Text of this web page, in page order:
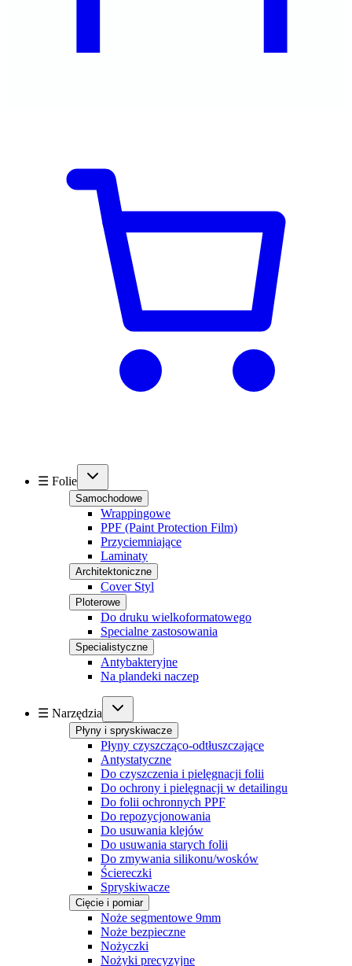
☰ Folie
Samochodowe
Wrappingowe
PPF (Paint Protection Film)
Przyciemniające
Laminaty
Architektoniczne
Cover Styl
Ploterowe
Do druku wielkoformatowego
Specialne zastosowania
Specialistyczne
Antybakteryjne
Na plandeki naczep
☰ Narzędzia
Płyny i spryskiwacze
Płyny czyszcząco-odtłuszczające
Antystatyczne
Do czyszczenia i pielęgnacji folii
Do ochrony i pielęgnacji w detailingu
Do folii ochronnych PPF
Do repozycjonowania
Do usuwania klejów
Do usuwania starych folii
Do zmywania silikonu/wosków
Ściereczki
Spryskiwacze
Cięcie i pomiar
Noże segmentowe 9mm
Noże bezpieczne
Nożyczki
Nożyki precyzyjne